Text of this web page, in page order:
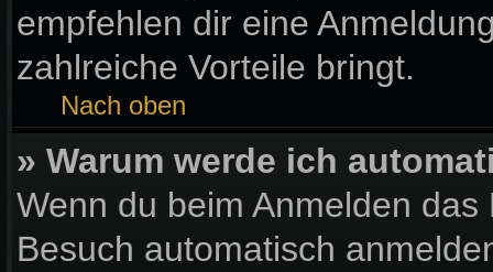
empfehlen dir eine
zahlreiche Vorteile bringt.
Nach oben
» Warum werde ich
Wenn du beim Anmelden
Besuch automatisch